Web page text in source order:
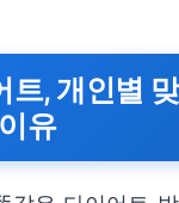
트, 개인별
유